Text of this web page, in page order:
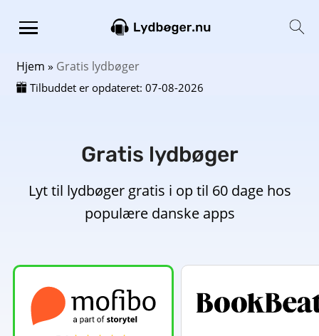
Hjem » Gratis lydbøger
Tilbuddet er opdateret: 07-08-2026
Gratis lydbøger
Lyt til lydbøger gratis i op til 60 dage hos
populære danske apps